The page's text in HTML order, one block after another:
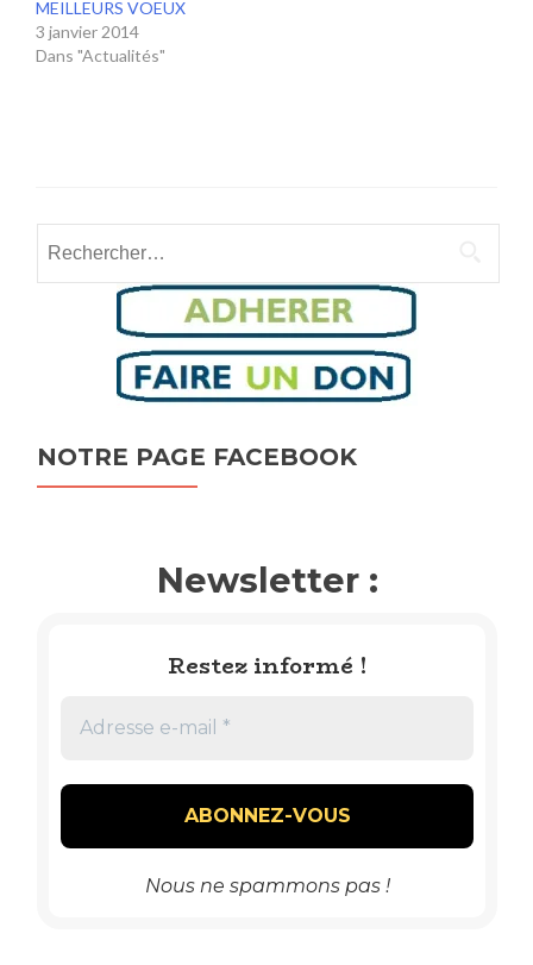
MEILLEURS VOEUX
3 janvier 2014
Dans "Actualités"
NOTRE PAGE FACEBOOK
Newsletter :
Restez informé !
Nous ne spammons pas !